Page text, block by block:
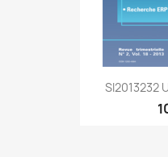
SI2013232